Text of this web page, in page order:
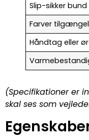
Slip-sikker bund
Farver
Håndtag eller
(Specifikationer er
skal ses som